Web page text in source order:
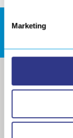
Marketing